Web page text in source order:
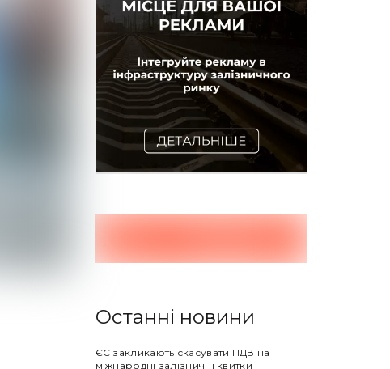
Останні новини
ЄС закликають скасувати ПДВ на
міжнародні залізничні квитки